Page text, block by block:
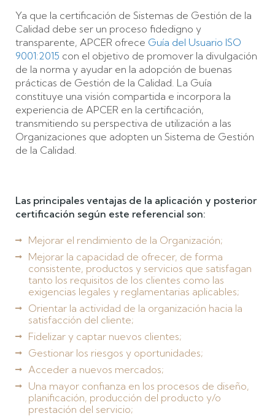
Ya que la certificación de Sistemas de Gestión de la
Calidad debe ser un proceso fidedigno y
transparente, APCER ofrece Guía del Usuario ISO
9001:2015 con el objetivo de promover la divulgación
de la norma y ayudar en la adopción de buenas
prácticas de Gestión de la Calidad. La Guía
constituye una visión compartida e incorpora la
experiencia de APCER en la certificación,
transmitiendo su perspectiva de utilización a las
Organizaciones que adopten un Sistema de Gestión
de la Calidad.
Las principales ventajas de la aplicación y posterior
certificación según este referencial son:
Mejorar el rendimiento de la Organización;
Mejorar la capacidad de ofrecer, de forma
consistente, productos y servicios que satisfagan
tanto los requisitos de los clientes como las
exigencias legales y reglamentarias aplicables;
Orientar la actividad de la organización hacia la
satisfacción del cliente;
Fidelizar y captar nuevos clientes;
Gestionar los riesgos y oportunidades;
Acceder a nuevos mercados;
Una mayor confianza en los procesos de diseño,
planificación, producción del producto y/o
prestación del servicio;